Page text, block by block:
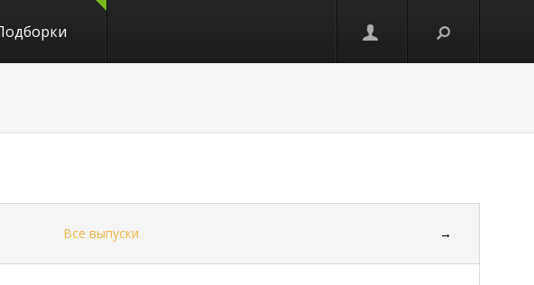
Все выпуски →